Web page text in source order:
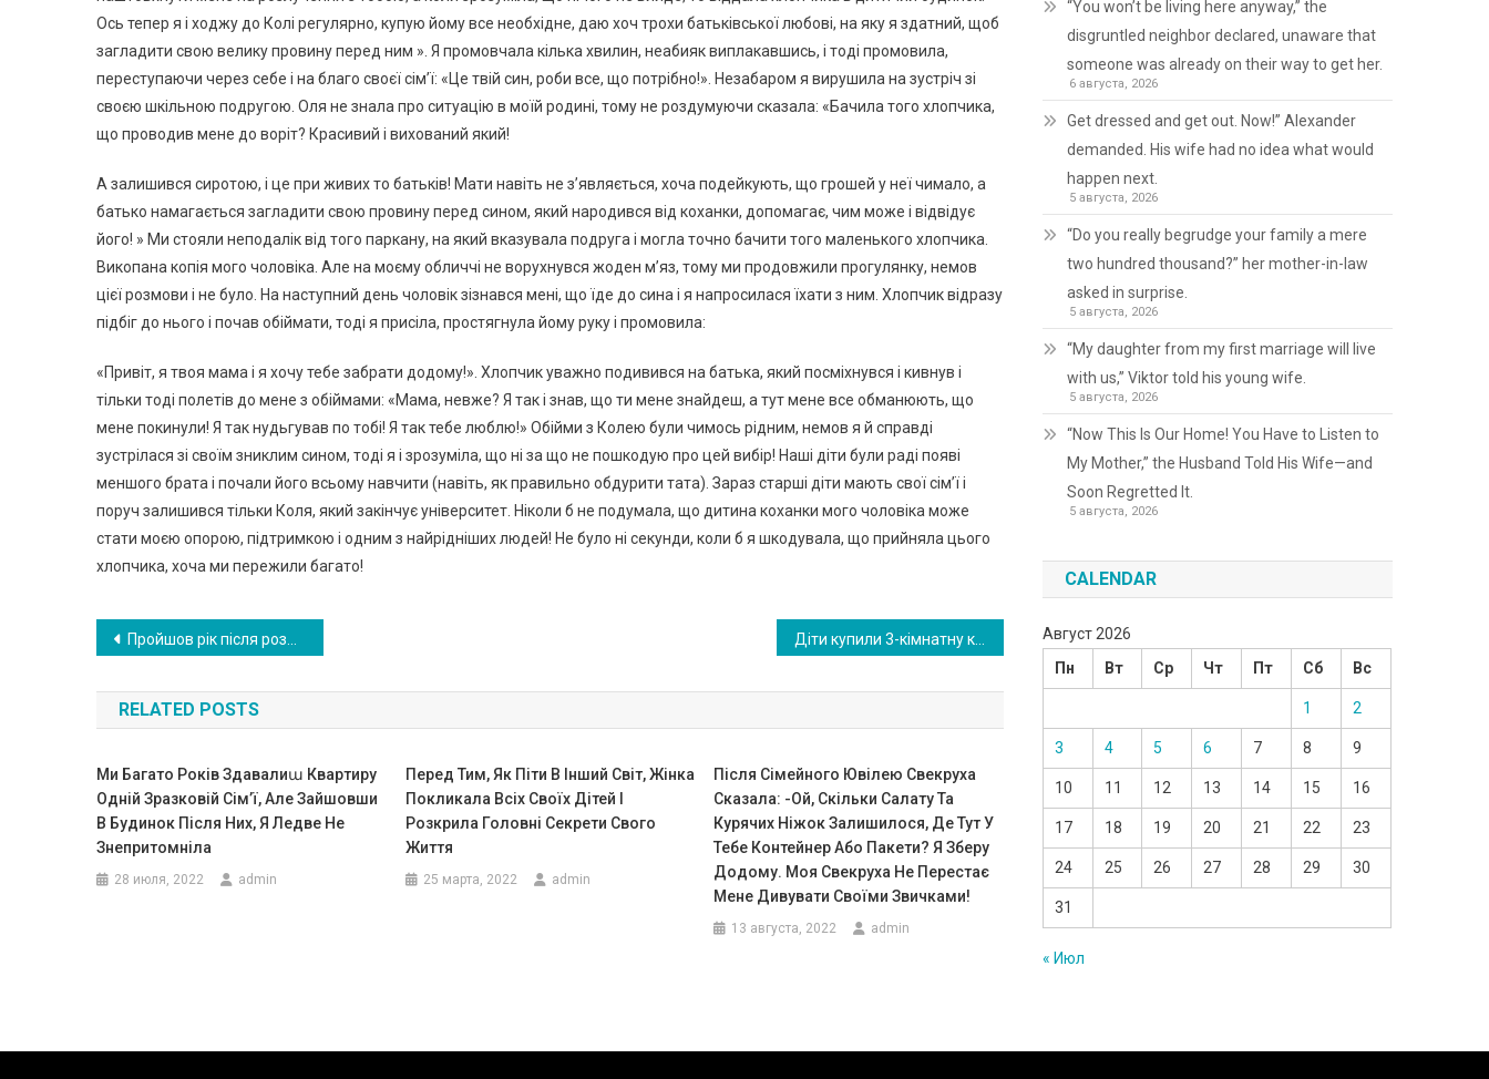
Ось тепер я і ходжу до Колі регулярно, купую йому все необхідне, даю хоч трохи батьківської любові, на яку я здатний, щоб
загладити свою велику провину перед ним ». Я промовчала кілька хвилин, неабияк виплакавшись, і тоді промовила,
переступаючи через себе і на благо своєї сім’ї: «Це твій син, роби все, що потрібно!». Незабаром я вирушила на зустріч зі
своєю шкільною подругою. Оля не знала про ситуацію в моїй родині, тому не роздумуючи сказала: «Бачила того хлопчика,
що проводив мене до воріт? Красивий і вихований який!
А залишився сиротою, і це при живих то батьків! Мати навіть не з’являється, хоча подейкують, що грошей у неї чимало, а
батько намагається загладити свою провину перед сином, який народився від коханки, допомагає, чим може і відвідує
його! » Ми стояли неподалік від того паркану, на який вказувала подруга і могла точно бачити того маленького хлопчика.
Викопана копія мого чоловіка. Але на моєму обличчі не ворухнувся жоден м’яз, тому ми продовжили прогулянку, немов
цієї розмови і не було. На наступний день чоловік зізнався мені, що їде до сина і я напросилася їхати з ним. Хлопчик відразу
підбіг до нього і почав обіймати, тоді я присіла, простягнула йому руку і промовила:
«Привіт, я твоя мама і я хочу тебе забрати додому!». Хлопчик уважно подивився на батька, який посміхнувся і кивнув і
тільки тоді полетів до мене з обіймами: «Мама, невже? Я так і знав, що ти мене знайдеш, а тут мене все обманюють, що
мене покинули! Я так нудьгував по тобі! Я так тебе люблю!» Обійми з Колею були чимось рідним, немов я й справді
зустрілася зі своїм зниклим сином, тоді я і зрозуміла, що ні за що не пошкодую про цей вибір! Наші діти були раді появі
меншого брата і почали його всьому навчити (навіть, як правильно обдурити тата). Зараз старші діти мають свої сім’ї і
поруч залишився тільки Коля, який закінчує університет. Ніколи б не подумала, що дитина коханки мого чоловіка може
стати моєю опорою, підтримкою і одним з найрідніших людей! Не було ні секунди, коли б я шкодувала, що прийняла цього
хлопчика, хоча ми пережили багато!
Навигация
по
записям
Пройшов рік після розлучення. Я зустрів колишню дружину, точніше, те, що від неї залишилося…
RELATED POSTS
Ми Багато Років Здавалиա Квартиру
Одній Зразковій Сім’ї, Але Зайшовши
В Будинок Після Них, Я Ледве Не
Знепритомніла
28 июля, 2022 admin
Перед Тим, Як Піти В Інший Світ, Жінка
Покликала Всіх Своїх Дітей І
Розкрила Головні Секрети Свого
Життя
25 марта, 2022 admin
Після Сімейного Ювілею Свекруха
Сказала: -Ой, Скільки Салату Та
Курячих Ніжок Залишилося, Де Тут У
Тебе Контейнер Або Пакети? Я Зберу
Додому. Моя Свекруха Не Перестає
Мене Дивувати Своїми Звичками!
13 августа, 2022 admin
“You won’t be living here anyway,” the
disgruntled neighbor declared, unaware that
someone was already on their way to get her.
6 августа, 2026
Get dressed and get out. Now!” Alexander
demanded. His wife had no idea what would
happen next.
5 августа, 2026
“Do you really begrudge your family a mere
two hundred thousand?” her mother-in-law
asked in surprise.
5 августа, 2026
“My daughter from my first marriage will live
with us,” Viktor told his young wife.
5 августа, 2026
“Now This Is Our Home! You Have to Listen to
My Mother,” the Husband Told His Wife—and
Soon Regretted It.
5 августа, 2026
CALENDAR
Август 2026
Пн
Вт Ср Чт Пт Сб Вс
1 2
3 4 5 6 7 8 9
10 11 12 13 14 15 16
17 18 19 20 21 22 23
24 25 26 27 28 29 30
31
« Июл